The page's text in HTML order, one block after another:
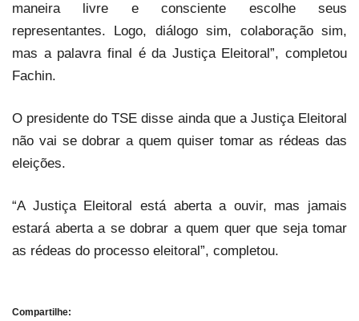
maneira livre e consciente escolhe seus
representantes. Logo, diálogo sim, colaboração sim,
mas a palavra final é da Justiça Eleitoral”, completou
Fachin.
O presidente do TSE disse ainda que a Justiça Eleitoral
não vai se dobrar a quem quiser tomar as rédeas das
eleições.
“A Justiça Eleitoral está aberta a ouvir, mas jamais
estará aberta a se dobrar a quem quer que seja tomar
as rédeas do processo eleitoral”, completou.
Compartilhe: